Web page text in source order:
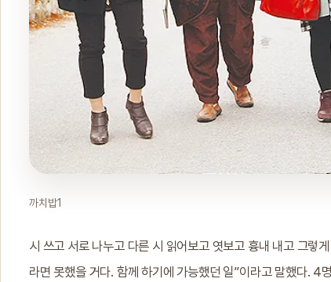
까치밥1
시 쓰고 서로 나누고 다른 시 읽어보고 엿보고 흉내 내고 그렇
라면 못했을 거다. 함께 하기에 가능했던 일”이라고 말했다. 4